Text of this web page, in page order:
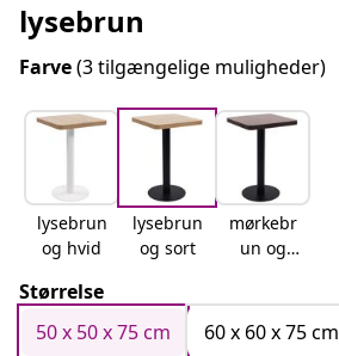
lysebrun
Farve(3 tilgængelige muligheder)
lysebrun
og hvid
lysebrun
og sort
mørkebr
un og
Størrelse
50 x 50 x 75 cm
60 x 60 x 75 cm